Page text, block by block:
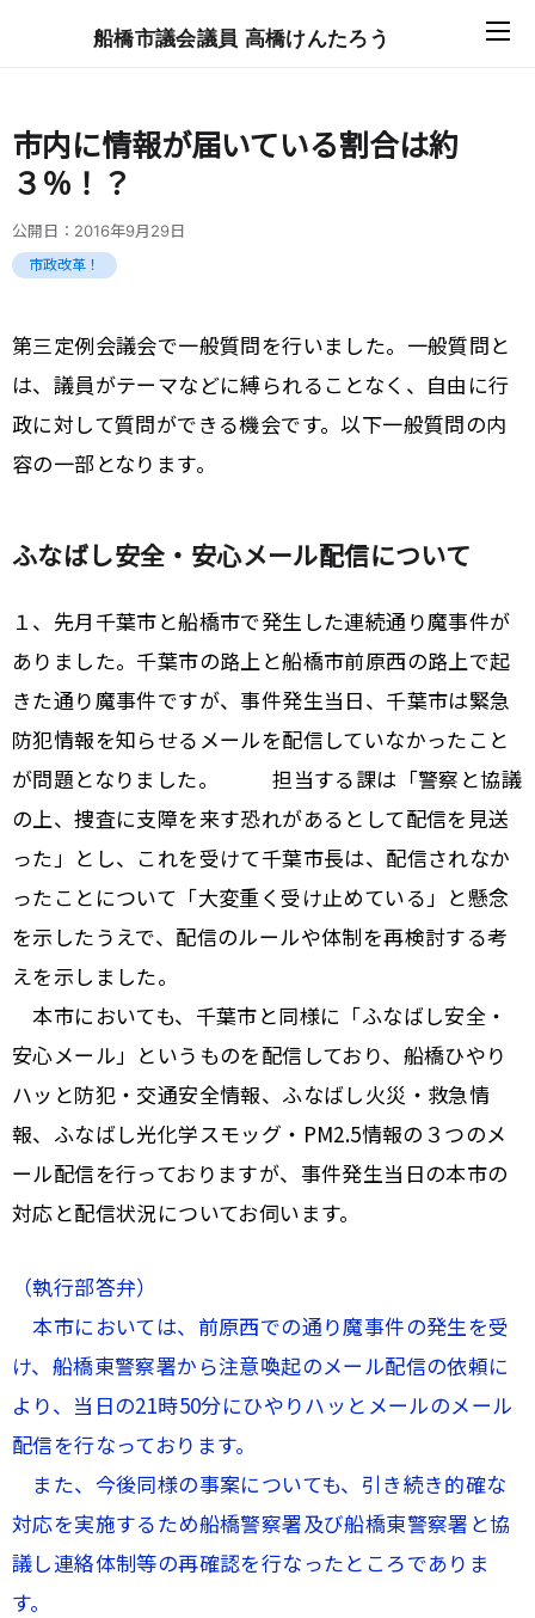
船橋市議会議員 高橋けんたろう
市内に情報が届いている割合は約
３％！？
公開日： 2016年9月29日
市政改革！
第三定例会議会で一般質問を行いました。一般質問と
は、議員がテーマなどに縛られることなく、自由に行
政に対して質問ができる機会です。以下一般質問の内
容の一部となります。
ふなばし安全・安心メール配信について
１、先月千葉市と船橋市で発生した連続通り魔事件が
ありました。千葉市の路上と船橋市前原西の路上で起
きた通り魔事件ですが、事件発生当日、千葉市は緊急
防犯情報を知らせるメールを配信していなかったこと
が問題となりました。 担当する課は「警察と協議
の上、捜査に支障を来す恐れがあるとして配信を見送
った」とし、これを受けて千葉市長は、配信されなか
ったことについて「大変重く受け止めている」と懸念
を示したうえで、配信のルールや体制を再検討する考
えを示しました。
本市においても、千葉市と同様に「ふなばし安全・
安心メール」というものを配信しており、船橋ひやり
ハッと防犯・交通安全情報、ふなばし火災・救急情
報、ふなばし光化学スモッグ・PM2.5情報の３つのメ
ール配信を行っておりますが、事件発生当日の本市の
対応と配信状況についてお伺います。
（執行部答弁）
本市においては、前原西での通り魔事件の発生を受
け、船橋東警察署から注意喚起のメール配信の依頼に
より、当日の21時50分にひやりハッとメールのメール
配信を行なっております。
また、今後同様の事案についても、引き続き的確な
対応を実施するため船橋警察署及び船橋東警察署と協
議し連絡体制等の再確認を行なったところでありま
す。